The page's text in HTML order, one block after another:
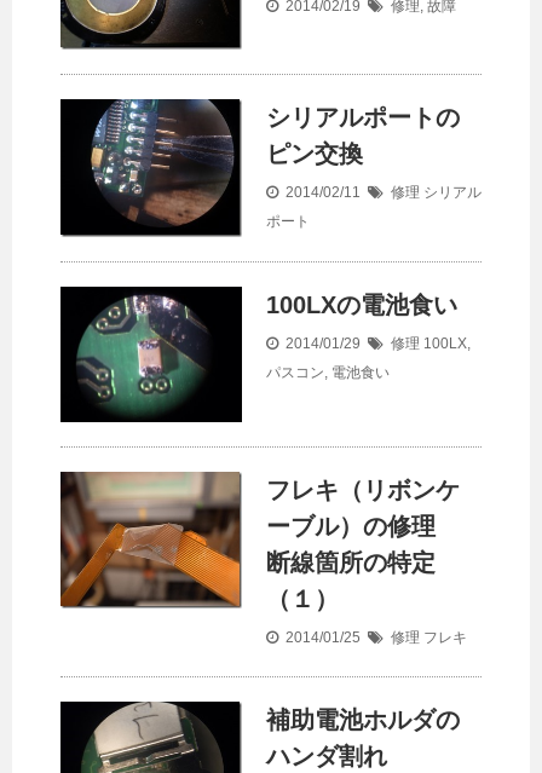
2014/02/19 修理, 故障
シリアルポートの
ピン交換
2014/02/11 修理 シリアル
ポート
100LXの電池食い
2014/01/29 修理 100LX
パスコン 電池食い
フレキ（リボンケ
ーブル）の修理
断線箇所の特定
（１）
2014/01/25 修理 フレキ
補助電池ホルダの
ハンダ割れ